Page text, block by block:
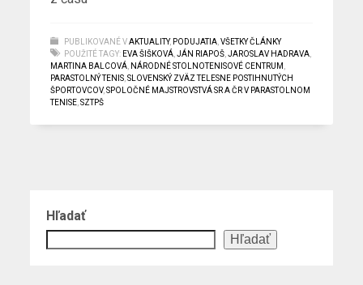
PUBLIKOVANÉ V AKTUALITY, PODUJATIA ,VŠETKY ČLÁNKY
POUŽITÉ TAGY: EVA ŠIŠKOVÁ ,JÁN RIAPOŠ ,JAROSLAV HADRAVA
MARTINA BALCOVÁ NÁRODNÉ STOLNOTENISOVÉ CENTRUM
PARASTOLNÝ TENIS ,SLOVENSKÝ ZVÄZ TELESNE POSTIHNUTÝCH
ŠPORTOVCOV,SPOLOČNÉ MAJSTROVSTVÁ SR A ČR V PARASTOLNOM
TENISE ,SZTPŠ
Hľadať
Hľadať